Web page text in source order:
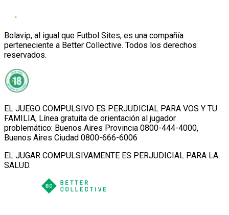
Bolavip, al igual que Futbol Sites, es una compañía
perteneciente a Better Collective. Todos los derechos
reservados.
EL JUEGO COMPULSIVO ES PERJUDICIAL PARA VOS Y TU
FAMILIA, Línea gratuita de orientación al jugador
problemático: Buenos Aires Provincia 0800-444-4000,
Buenos Aires Ciudad 0800-666-6006
EL JUGAR COMPULSIVAMENTE ES PERJUDICIAL PARA LA
SALUD.